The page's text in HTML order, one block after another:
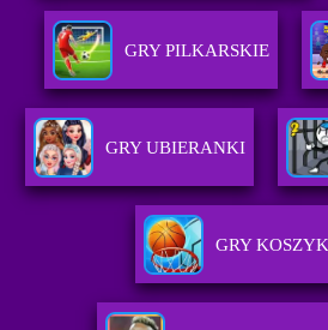
GRY PILKARSKIE
GRY UBIERANKI
GRY